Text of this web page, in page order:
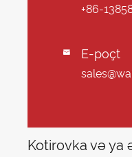
+86-
 E-poçt
Kotirovka və ya